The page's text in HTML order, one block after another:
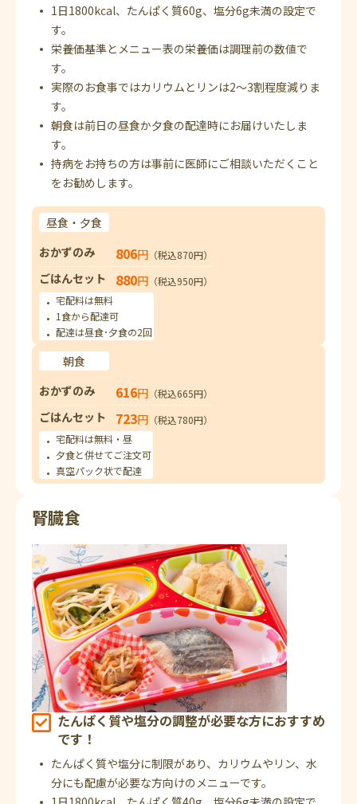
1日1800kcal、たんぱく質60g、塩分6g未満の設定で
す。
栄養価基準とメニュー表の栄養価は調理前の数値で
す。
実際のお食事ではカリウムとリンは2～3割程度減りま
す。
朝食は前日の昼食か夕食の配達時にお届けいたしま
す。
持病をお持ちの方は事前に医師にご相談いただくこと
をお勧めします。
昼食・夕食
おかずのみ
806円 （税込870円）
ごはんセット 880円 （税込950円）
宅配料は無料
1食から配達可
配達は昼食･夕食の2回
朝食
おかずのみ
616円 （税込665円）
ごはんセット 723円 （税込780円）
宅配料は無料・昼
夕食と併せてご注文可
真空パック状で配達
腎臓食
たんぱく質や塩分の調整が必要な方におすすめ
です！
たんぱく質や塩分に制限があり、カリウムやリン、水
分にも配慮が必要な方向けのメニューです。